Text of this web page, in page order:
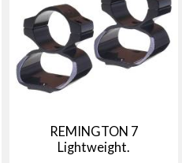
REMINGTON 7
Lightweight.